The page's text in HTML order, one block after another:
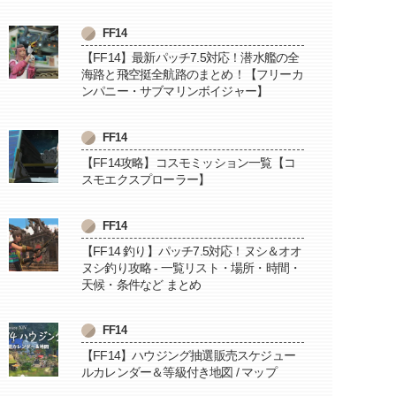
FF14
【FF14】最新パッチ7.5対応！潜水艦の全
海路と飛空挺全航路のまとめ！【フリーカ
ンパニー・サブマリンボイジャー】
FF14
【FF14攻略】コスモミッション一覧【コ
スモエクスプローラー】
FF14
【FF14 釣り】パッチ7.5対応！ヌシ＆オオ
ヌシ釣り攻略 - 一覧リスト・場所・時間・
天候・条件など まとめ
FF14
【FF14】ハウジング抽選販売スケジュー
ルカレンダー＆等級付き地図 / マップ